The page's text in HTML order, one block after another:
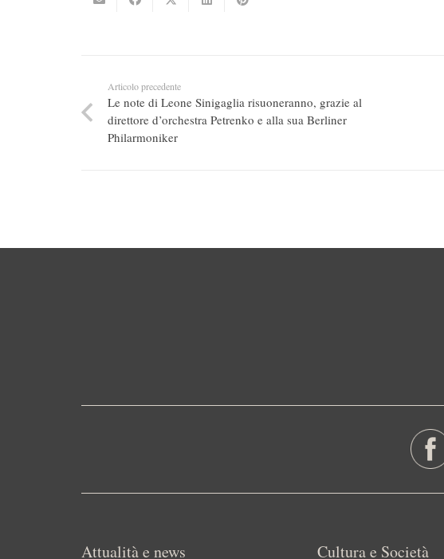
Articolo precedente
Le note di Leone Sinigaglia risuoneranno, grazie al
direttore d’orchestra Petrenko e alla sua Berliner
Philarmoniker
Attualità e news Cultura e Società